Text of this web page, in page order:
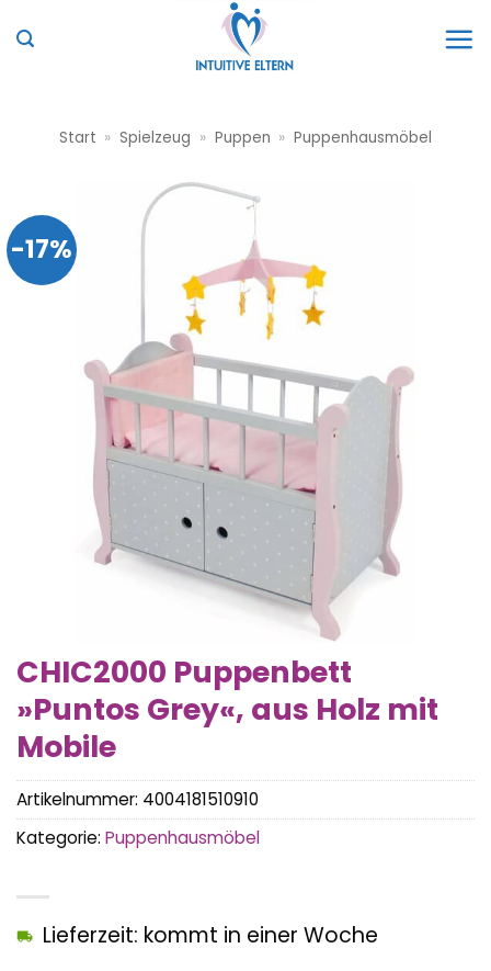
Inhalt
Start » Spielzeug » Puppen » Puppenhausmöbel
-17%
CHIC2000 Puppenbett
»Puntos Grey«, aus Holz mit
Mobile
Lieferzeit: kommt in einer Woche
Artikelnummer: 4004181510910
Kategorie: Puppenhausmöbel